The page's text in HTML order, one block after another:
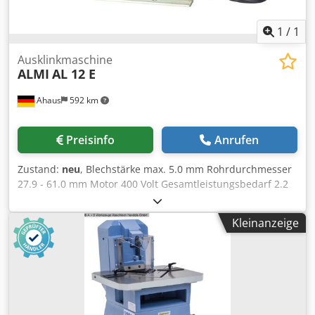
1 / 1
Ahaus 592 km
Ausklinkmaschine
ALMI AL 12 E
Preisinfo Anrufen
Zustand: neu, Blechstärke max. 5.0 mm Rohrdurchmesser
27.9 - 61.0 mm Motor 400 Volt Gesamtleistungsbedarf 2.2
kW Cjdjxaardopfx Akbjrf Maschinengewicht ca. 87.0 kg. Der
Elektro-Rohrausklinker AL1-2E wird per Knopfdruck
gestartet, wobei der Rohrausklinker durchgängig
angetrieben wird. So können Sie fortwährend neue Teile
bearbeiten, ohne die Maschine jedes Mal neu
einzuschalten. Mit dem elektrisch angetriebenen
Rohrausklinker AL1-2E klinken Sie Rohr-
Außendurchmesser aus, von Ø 26,9 (3/4?), Ø 33,7 (1?), Ø
Kleinanzeige